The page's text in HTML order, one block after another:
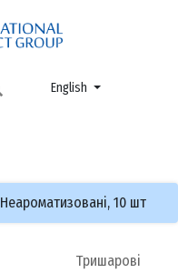
English
Неароматизовані, 10 шт
Тришарові